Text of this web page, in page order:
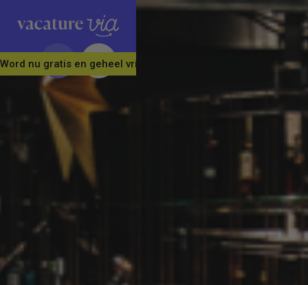
Word nu gratis en geheel vrijblijvend lid van ons Vacature Via